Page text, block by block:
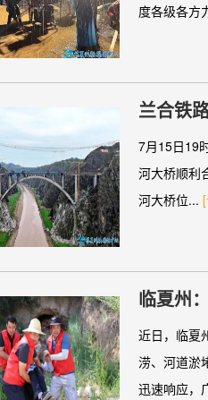
度各级各方
兰合铁
7月15日19
河大桥顺利
河大桥位...
临夏州
近日，临夏
涝、河道淤
迅速响应，